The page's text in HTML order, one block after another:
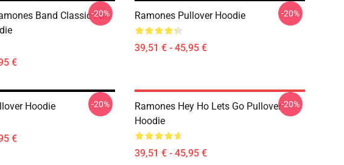
Band Classic Fan
€
-20% Ramones Pullover Hoodie
39,51 € - 45,95 €
-20%
Hoodie
€
-20%
Ramones Hey Ho Lets Go Pullover
Hoodie
39,51 € - 45,95 €
-20%